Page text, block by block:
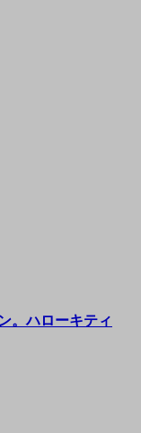
。ハローキティ